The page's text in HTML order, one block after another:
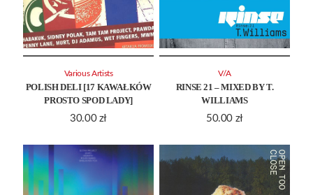
POLISH DELI [17 KAWAŁKÓW
PROSTO SPOD LADY]
30.00 zł
Various Artists
RINSE 21 – MIXED BY T.
WILLIAMS
50.00 zł
V/A